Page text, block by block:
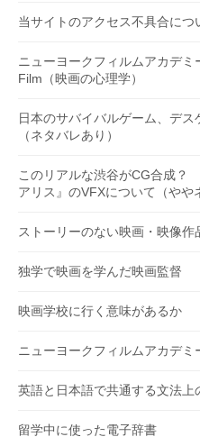
当サイトのアクセス不具合につ
ニューヨークフィルムアカデ
Film（映画の心理学）
日本のサバイバルゲーム、デ
（ネタバレあり）
このリアルな渋谷がCG合成
アリス』のVFXについて（やや
ストーリーのない映画・映像作
独学で映画を学んだ映画監督
映画学校に行く意味があるか
ニューヨークフィルムアカデ
英語と日本語で共通する文法
留学中に使った電子辞書